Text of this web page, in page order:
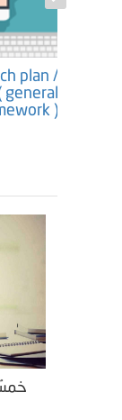
plan /
general
)